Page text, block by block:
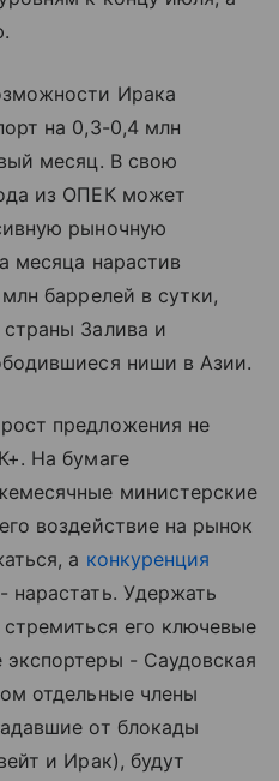
Ирака
на 0,3-0,4 млн
месяц. В свою
из ОПЕК может
рыночную
месяца нарастив
баррелей в сутки,
Залива и
ниши в Азии.
предложения не
На бумаге
министерские
воздействие на рынок
а конкуренция
нарастать. Удержать
его ключевые
- Саудовская
отдельные члены
от блокады
и Ирак), будут